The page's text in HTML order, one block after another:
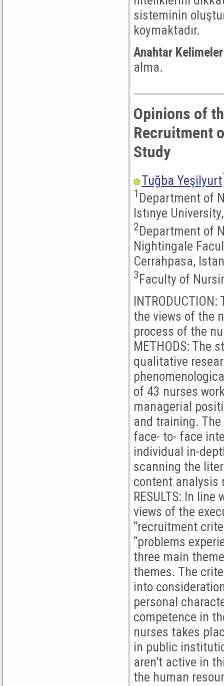
sisteminin
koymaktadır.
Anahtar
alma.
Opinions of
Recruitment
Study
Tuğba Yeşilyurt
1 Department of
Istınye
2Department of
Nightingale
Cerrahpasa,
3Faculty of
the views of the
process of the
METHODS: The
qualitative
of 43 nurses
managerial
and training.
face- to- face
individual in-
scanning the
content analysis
RESULTS: In
views of the
“recruitment
“problems
three main
themes. The
into
personal
competence in
nurses takes
in public
aren’t active in
the human